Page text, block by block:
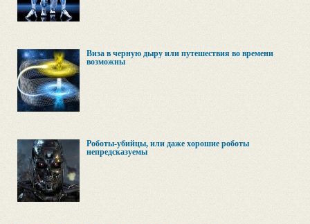
Виза в черную дыру или путешествия во времени
возможны
Роботы-убийцы, или даже хорошие роботы
непредсказуемы